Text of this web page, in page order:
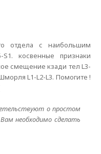
отдела с наибольшим
косвенные признаки
смещение кзади тел L3-
L1-L2-L3. Помогите !
о простом
необходимо сделать